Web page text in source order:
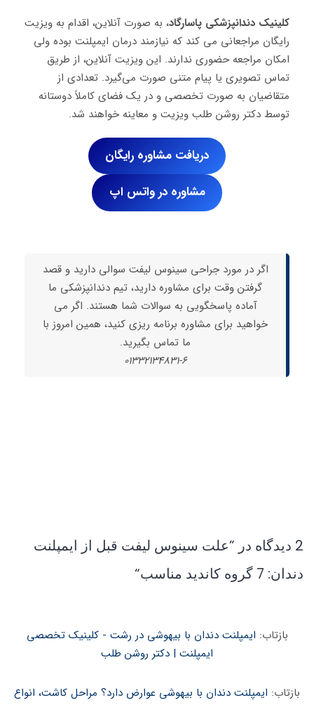
کلینیک دندانپزشکی پاسارگاد، به صورت آنلاین، اقدام به ویزیت
رایگان مراجعانی می کند که نیازمند درمان ایمپلنت بوده ولی
امکان مراجعه حضوری ندارند. این ویزیت آنلاین، از طریق
تماس تصویری یا پیام متنی صورت می‌گیرد. تعدادی از
متقاضیان به صورت تخصصی و در یک فضای کاملاً دوستانه
توسط دکتر روشن طلب ویزیت و معاینه خواهند شد.
دریافت مشاوره رایگان
مشاوره در واتس اپ
اگر در مورد جراحی سینوس لیفت سوالی دارید و قصد
گرفتن وقت برای مشاوره دارید، تیم دندانپزشکی ما
آماده پاسخگویی به سوالات شما هستند. اگر می
خواهید برای مشاوره برنامه ریزی کنید، همین امروز با
ما تماس بگیرید.
01332134831-6
2 دیدگاه در ”
علت سینوس لیفت قبل از ایمپلنت
دندان: 7 گروه کاندید مناسب
“
بازتاب: ایمپلنت دندان با بیهوشی در رشت - کلینیک تخصصی
ایمپلنت | دکتر روشن طلب
بازتاب: ایمپلنت دندان با بیهوشی عوارض دارد؟ مراحل کاشت، انواع